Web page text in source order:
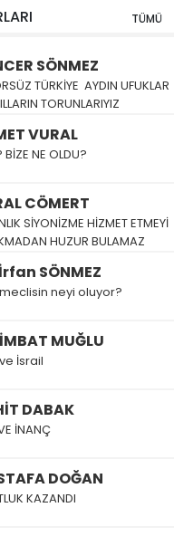
TÜMÜ
SÖNMEZ
TÜRKİYE AYDIN UFUKLAR
TORUNLARIYIZ
VURAL
BİZE NE OLDU?
CÖMERT
SİYONİZME HİZMET ETMEYİ
HUZUR BULAMAZ
SÖNMEZ
neyi oluyor?
MUĞLU
İsrail
DABAK
İNANÇ
DOĞAN
KAZANDI